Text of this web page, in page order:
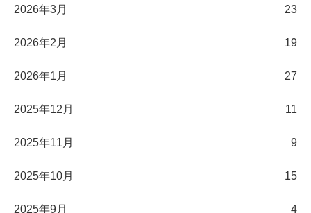
2026年3月 23
2026年2月 19
2026年1月 27
2025年12月 11
2025年11月 9
2025年10月 15
2025年9月 4